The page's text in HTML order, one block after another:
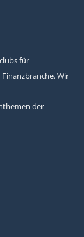
für
Wir
der